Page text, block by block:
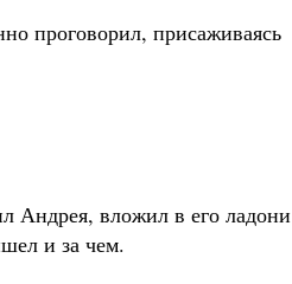
проговорил, присаживаясь
Андрея, вложил в его ладони
и за чем.